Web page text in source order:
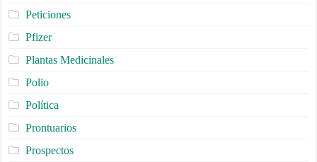
Peticiones
Pfizer
Plantas Medicinales
Polio
Política
Prontuarios
Prospectos